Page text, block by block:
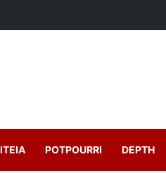
POTPOURRI DEPTH